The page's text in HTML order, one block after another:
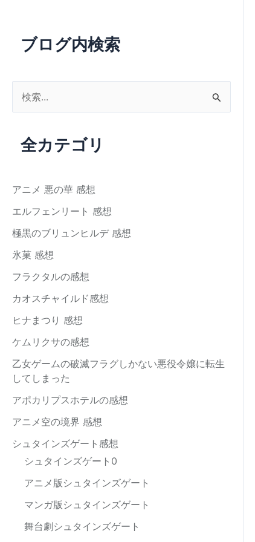
ブログ内検索
索
全カテゴリ
アニメ 悪の華 感想
エルフェンリート 感想
極黒のブリュンヒルデ 感想
氷菓 感想
フラクタルの感想
カオスチャイルド感想
ヒナまつり 感想
ケムリクサの感想
乙女ゲームの破滅フラグしかない悪役令嬢に転生
してしまった
アポカリプスホテルの感想
アニメ空の境界 感想
シュタインズゲート感想
シュタインズゲート0
アニメ版シュタインズゲート
マンガ版シュタインズゲート
舞台劇シュタインズゲート